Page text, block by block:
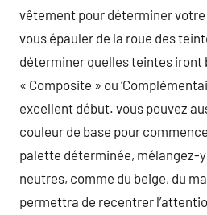
vêtement pour déterminer
vous épauler de la roue des
déterminer quelles teintes iront
« Composite » ou
excellent début. vous pouvez
couleur de base pour
palette déterminée, mélangez-
neutres, comme du beige, du
permettra de recentrer